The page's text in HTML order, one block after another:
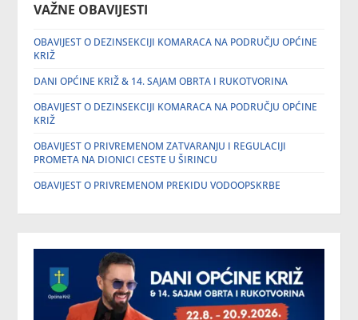
VAŽNE OBAVIJESTI
OBAVIJEST O DEZINSEKCIJI KOMARACA NA PODRUČJU OPĆINE
KRIŽ
DANI OPĆINE KRIŽ & 14. SAJAM OBRTA I RUKOTVORINA
OBAVIJEST O DEZINSEKCIJI KOMARACA NA PODRUČJU OPĆINE
KRIŽ
OBAVIJEST O PRIVREMENOM ZATVARANJU I REGULACIJI
PROMETA NA DIONICI CESTE U ŠIRINCU
OBAVIJEST O PRIVREMENOM PREKIDU VODOOPSKRBE